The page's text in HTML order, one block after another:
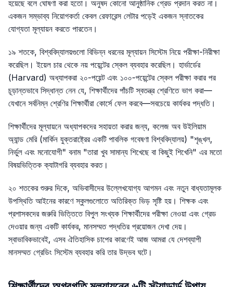
হয়েছে বলে ঘোষণা করা হতো। অনুষদ কোনো আনুষ্ঠানিক গ্রেড প্রদান করত না।
একজন সম্ভাব্য নিয়োগকর্তা কেবল রেফারেন্স লেটার পড়েই একজন স্নাতকের
যোগ্যতা মূল্যায়ন করতে পারতেন।
১৯ শতকে, বিশ্ববিদ্যালয়গুলো বিভিন্ন ধরনের মূল্যায়ন সিস্টেম নিয়ে পরীক্ষা-নিরীক্ষা
করেছিল। ইয়েল চার থেকে নয় পয়েন্টের স্কেল ব্যবহার করেছিল। হার্ভার্ডের
(Harvard) অধ্যাপকরা ২০-পয়েন্ট এবং ১০০-পয়েন্টের স্কেল পরীক্ষা করার পর
চূড়ান্তভাবে সিদ্ধান্ত নেন যে, শিক্ষার্থীদের পাঁচটি স্বতন্ত্র শ্রেণিতে ভাগ করা—
যেখানে সর্বনিম্ন শ্রেণির শিক্ষার্থীরা কোর্সে ফেল করবে—সবচেয়ে কার্যকর পদ্ধতি।
শিক্ষার্থীদের মূল্যায়নে অধ্যাপকদের সহায়তা করার জন্য, কলেজ অব উইলিয়াম
অ্যান্ড মেরি (মার্কিন যুক্তরাষ্ট্রের একটি পাবলিক গবেষণা বিশ্ববিদ্যালয়) "শৃঙ্খল,
নির্ভুল এবং মনোযোগী" বনাম "তারা খুব সামান্য শিখেছে বা কিছুই শিখেনি" এর মতো
বিষয়ভিত্তিক ক্যাটাগরি ব্যবহার করত।
২০ শতকের শুরুর দিকে, অভিবাসীদের উল্লেখযোগ্য আগমন এবং নতুন বাধ্যতামূলক
উপস্থিতি আইনের কারণে স্কুলগুলোতে অতিরিক্ত ভিড় সৃষ্টি হয়। শিক্ষক এবং
প্রশাসকদের জরুরি ভিত্তিতে বিপুল সংখ্যক শিক্ষার্থীদের পরীক্ষা নেওয়া এবং গ্রেড
দেওয়ার জন্য একটি কার্যকর, মানসম্মত পদ্ধতির প্রয়োজন দেখা দেয়।
স্বাভাবিকভাবেই, এসব ঐতিহাসিক চাপের কারণেই আজ আমরা যে দেশব্যাপী
মানসম্মত গ্রেডিং সিস্টেম ব্যবহার করি তার উদ্ভব ঘটে।